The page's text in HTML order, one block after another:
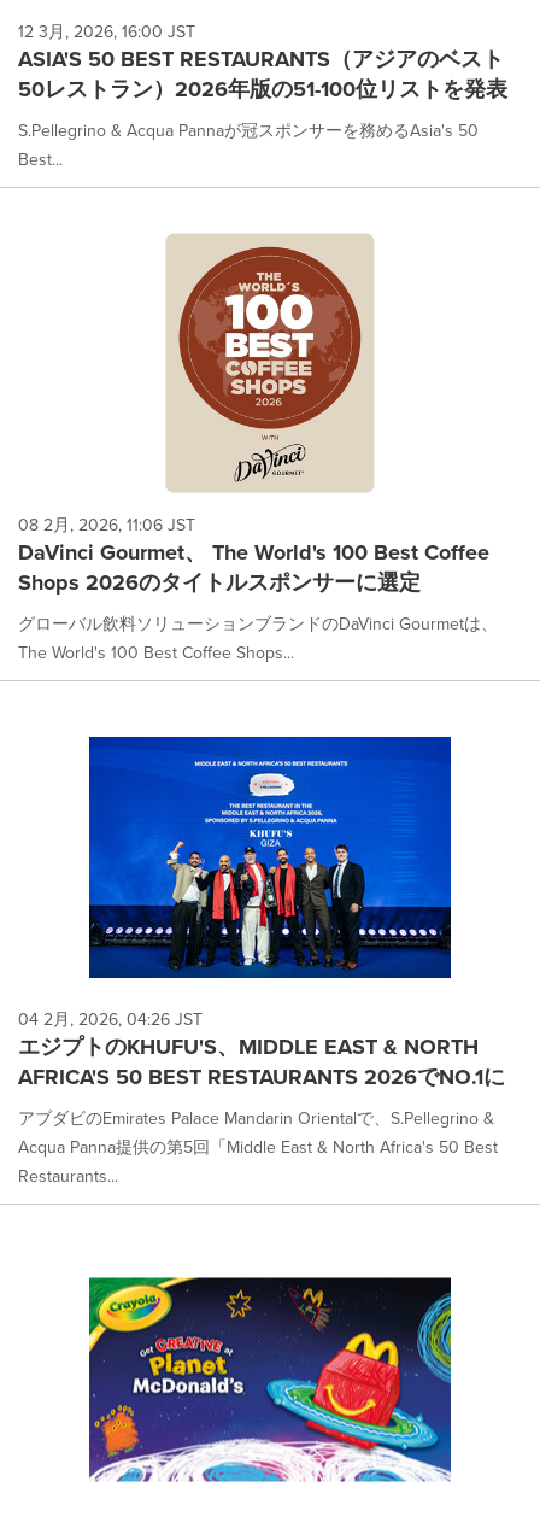
12 3月, 2026, 16:00 JST
ASIA'S 50 BEST RESTAURANTS（アジアのベスト
50レストラン）2026年版の51-100位リストを発表
S.Pellegrino & Acqua Pannaが冠スポンサーを務めるAsia's 50
Best...
08 2月, 2026, 11:06 JST
DaVinci Gourmet、 The World's 100 Best Coffee
Shops 2026のタイトルスポンサーに選定
グローバル飲料ソリューションブランドのDaVinci Gourmetは、
The World's 100 Best Coffee Shops...
04 2月, 2026, 04:26 JST
エジプトのKHUFU'S、MIDDLE EAST & NORTH
AFRICA'S 50 BEST RESTAURANTS 2026でNO.1に
アブダビのEmirates Palace Mandarin Orientalで、S.Pellegrino &
Acqua Panna提供の第5回「Middle East & North Africa's 50 Best
Restaurants...